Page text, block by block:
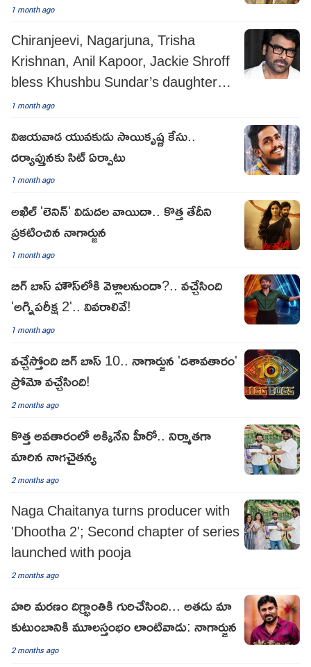
1 month ago
Chiranjeevi, Nagarjuna, Trisha
Krishnan, Anil Kapoor, Jackie Shroff
bless Khushbu Sundar’s daughter
Avantika Sundar on wedding
1 month ago
విజయవాడ యువకుడు సాయికృష్ణ కేసు..
దర్యాప్తునకు సిట్ ఏర్పాటు
1 month ago
అఖిల్ 'లెనిన్' విడుదల వాయిదా.. కొత్త తేదీని
ప్రకటించిన నాగార్జున
1 month ago
బిగ్ బాస్ హౌస్‌లోకి వెళ్లాలనుందా?.. వచ్చేసింది
'అగ్నిపరీక్ష 2'.. వివరాలివే!
1 month ago
వచ్చేస్తోంది బిగ్ బాస్ 10.. నాగార్జున 'దశావతారం'
ప్రోమో వచ్చేసింది!
2 months ago
కొత్త అవతారంలో అక్కినేని హీరో.. నిర్మాతగా
మారిన నాగచైతన్య
2 months ago
Naga Chaitanya turns producer with
'Dhootha 2'; Second chapter of series
launched with pooja
2 months ago
హరి మరణం దిగ్భ్రాంతికి గురిచేసింది... అతడు మా
కుటుంబానికి మూలస్తంభం లాంటివాడు: నాగార్జున
2 months ago